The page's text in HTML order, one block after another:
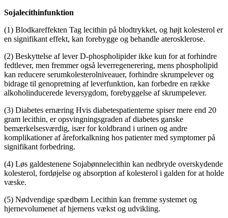
Sojalecithinfunktion
(1) Blodkareffekten Tag lecithin på blodtrykket, og højt kolesterol er
en signifikant effekt, kan forebygge og behandle aterosklerose.
(2) Beskyttelse af lever D-phospholipider ikke kun for at forhindre
fedtlever, men fremmer også leverregenerering, mens phospholipid
kan reducere serumkolesterolniveauer, forhindre skrumpelever og
bidrage til genopretning af leverfunktion, kan forbedre en række
alkoholinducerede leversygdom, forebyggelse af skrumpelever.
(3) Diabetes ernæring Hvis diabetespatienterne spiser mere end 20
gram lecithin, er opsvingningsgraden af ​​diabetes ganske
bemærkelsesværdig, især for koldbrand i urinen og andre
komplikationer af åreforkalkning hos patienter med symptomer på
signifikant forbedring.
(4) Løs galdestenene Sojabønnelecithin kan nedbryde overskydende
kolesterol, fordøjelse og absorption af kolesterol i galden for at holde
væske.
(5) Nødvendige spædbørn Lecithin kan fremme systemet og
hjernevolumenet af hjernens vækst og udvikling.